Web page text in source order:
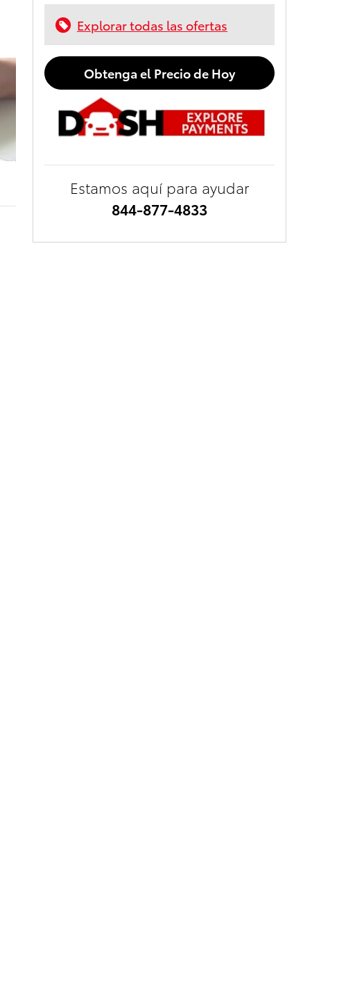
Explorar todas las ofertas
Obtenga el Precio de Hoy
Estamos aquí para ayudar
844-877-4833